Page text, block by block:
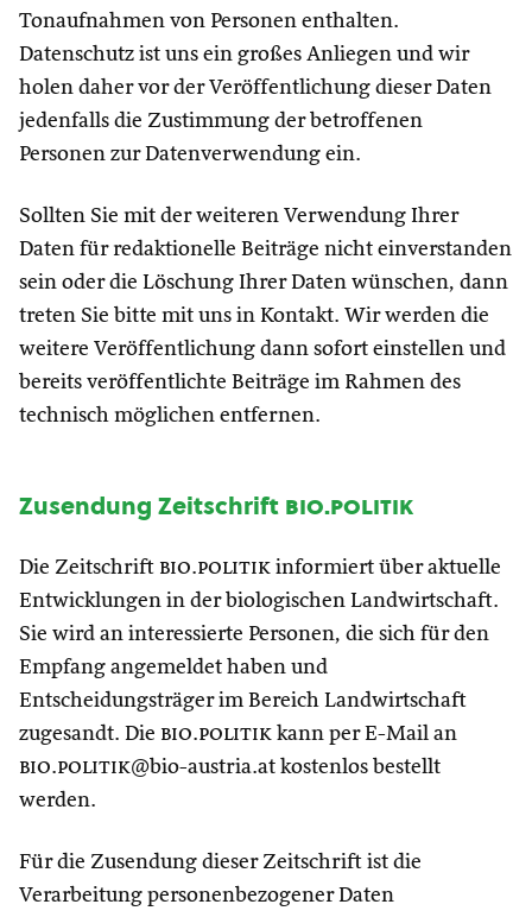
Tonaufnahmen von Personen enthalten.
Datenschutz ist uns ein großes Anliegen und wir
holen daher vor der Veröffentlichung dieser Daten
jedenfalls die Zustimmung der betroffenen
Personen zur Datenverwendung ein.
Sollten Sie mit der weiteren Verwendung Ihrer
Daten für redaktionelle Beiträge nicht einverstanden
sein oder die Löschung Ihrer Daten wünschen, dann
treten Sie bitte mit uns in Kontakt. Wir werden die
weitere Veröffentlichung dann sofort einstellen und
bereits veröffentlichte Beiträge im Rahmen des
technisch möglichen entfernen.
Zusendung Zeitschrift bio.politik
Die Zeitschrift bio.politik informiert über aktuelle
Entwicklungen in der biologischen Landwirtschaft.
Sie wird an interessierte Personen, die sich für den
Empfang angemeldet haben und
Entscheidungsträger im Bereich Landwirtschaft
zugesandt. Die bio.politik kann per E-Mail an
bio.politik@bio-austria.at kostenlos bestellt
werden.
Für die Zusendung dieser Zeitschrift ist die
Verarbeitung personenbezogener Daten